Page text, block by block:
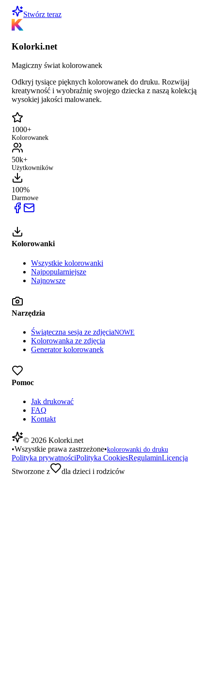
Stwórz teraz
Kolorki.net
Magiczny świat kolorowanek
Odkryj tysiące pięknych kolorowanek do druku. Rozwijaj
kreatywność i wyobraźnię swojego dziecka z naszą kolekcją
wysokiej jakości malowanek.
1000+
Kolorowanek
50k+
Użytkowników
100%
Darmowe
Kolorowanki
Wszystkie kolorowanki
Najpopularniejsze
Najnowsze
Narzędzia
Świąteczna sesja ze zdjęciaNOWE
Kolorowanka ze zdjęcia
Generator kolorowanek
Pomoc
Jak drukować
FAQ
Kontakt
© 2026 Kolorki.net
•Wszystkie prawa zastrzeżone•kolorowanki do druku
Polityka prywatnościPolityka CookiesRegulaminLicencja
Stworzone z
dla dzieci i rodziców